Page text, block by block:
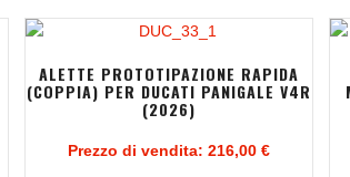
ALETTE PROTOTIPAZIONE RAPIDA
(COPPIA) PER DUCATI PANIGALE V4R
(2026)
Prezzo di vendita:216,00 €